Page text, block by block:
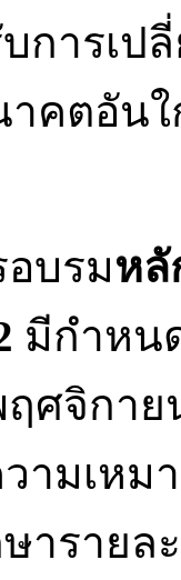
การเป
าคตอัน
บรมหลั
มีกำหน
ศจิกา
ามเห
ารายล